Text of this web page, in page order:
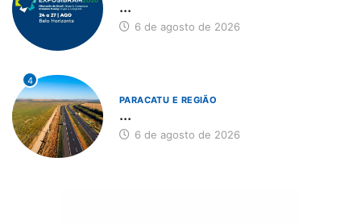
...
6 de agosto de 2026
4
PARACATU E REGIÃO
...
6 de agosto de 2026